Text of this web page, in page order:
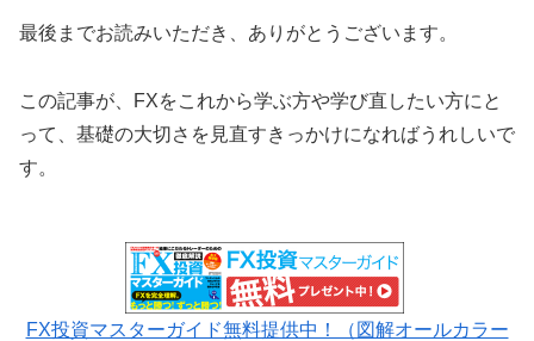
最後までお読みいただき、ありがとうございます。
この記事が、FXをこれから学ぶ方や学び直したい方にと
って、基礎の大切さを見直すきっかけになればうれしいで
す。
FX投資マスターガイド無料提供中！（図解オールカラー